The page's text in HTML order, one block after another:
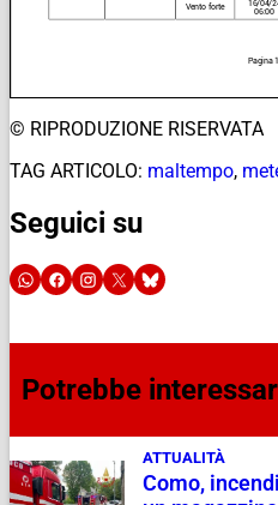
© RIPRODUZIONE RISERVATA
TAG ARTICOLO: maltempo,
Seguici su
Potrebbe
ATTUALITÀ
Como,